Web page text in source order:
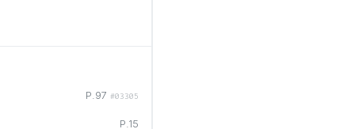
P.97 #03305
P.15